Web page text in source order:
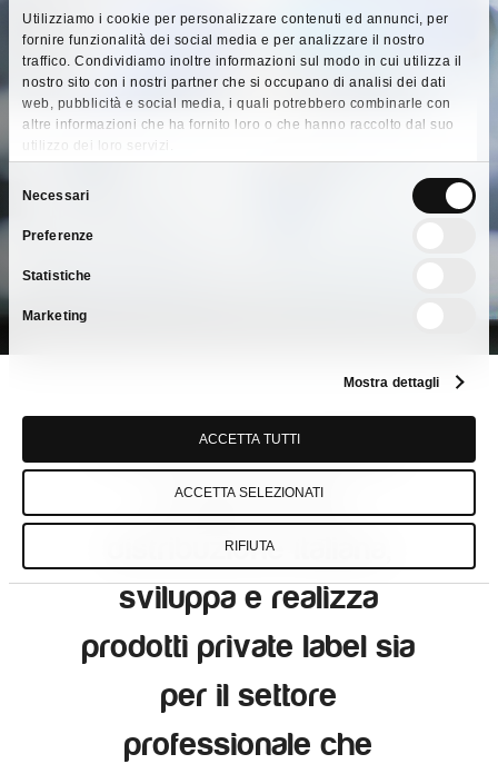
Utilizziamo i cookie per personalizzare contenuti ed annunci, per
fornire funzionalità dei social media e per analizzare il nostro
traffico. Condividiamo inoltre informazioni sul modo in cui utilizza il
nostro sito con i nostri partner che si occupano di analisi dei dati
web, pubblicità e social media, i quali potrebbero combinarle con
altre informazioni che ha fornito loro o che hanno raccolto dal suo
utilizzo dei loro servizi.
Selezione
consenso
Necessari
Preferenze
Statistiche
Marketing
Mostra dettagli
ACCETTA TUTTI
ACCETTA SELEZIONATI
RIFIUTA
e Sicurezza
I.C.E. FOR è certificata in qualità ambiente e
sicurezza, è associata ad Assocasa e alla
Stazione Sperimentale degli Oli e Grassi di
Milano, è Officina di Produzione autorizzata dal
Ministero della Salute per la produzione di
Disinfettanti (Presidi Medico Chirurgici) e per la
produzione di Cosmetici.
Partner delle principali
insegne della
distribuzione italiana,
sviluppa e realizza
prodotti private label sia
per il settore
professionale che